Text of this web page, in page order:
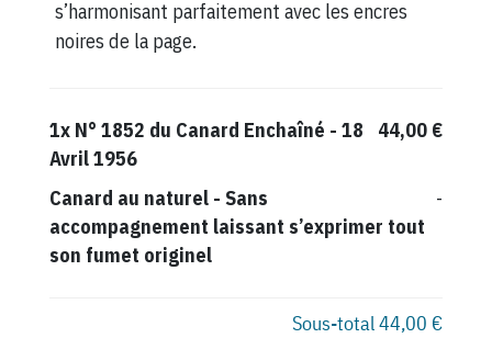
s’harmonisant parfaitement avec les encres
noires de la page.
1x N° 1852 du Canard Enchaîné - 18
Avril 1956
44,00 €
Canard au naturel- Sans
accompagnement laissant s’exprimer tout
son fumet originel
-
Sous-total44,00 €